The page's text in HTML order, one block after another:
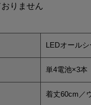
りません
LEDオール
単4電池×3本
着丈60cm／